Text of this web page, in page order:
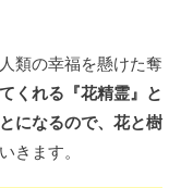
類の幸福を懸けた奪
くれる『花精霊』と
になるので、花と樹
いきます。